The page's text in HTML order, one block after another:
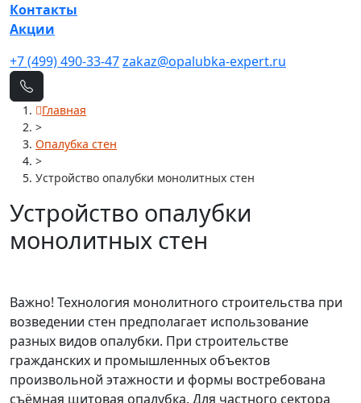
Контакты
Акции
+7 (499) 490-33-47zakaz@opalubka-expert.ru
Главная
>
Опалубка стен
>
Устройство опалубки монолитных стен
Устройство опалубки
монолитных стен
Важно! Технология монолитного строительства при
возведении стен предполагает использование
разных видов опалубки. При строительстве
гражданских и промышленных объектов
произвольной этажности и формы востребована
съёмная щитовая опалубка. Для частного сектора